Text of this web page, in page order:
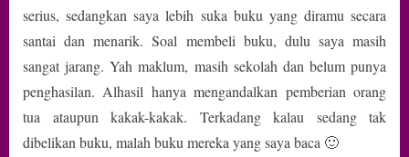
serius, sedangkan saya lebih suka buku yang diramu secara
santai dan menarik. Soal membeli buku, dulu saya masih
sangat jarang. Yah maklum, masih sekolah dan belum punya
penghasilan. Alhasil hanya mengandalkan pemberian orang
tua ataupun kakak-kakak. Terkadang kalau sedang tak
dibelikan buku, malah buku mereka yang saya baca 🙂